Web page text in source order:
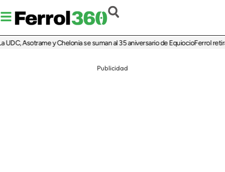
Asotrame y Chelonia se suman al 35 aniversario de EquiocioFerrol retira
Publicidad